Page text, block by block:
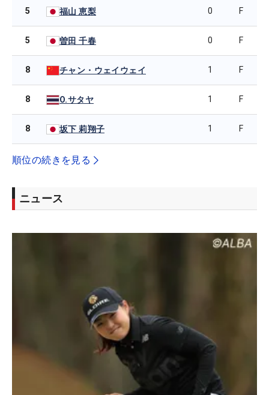
5 福山 恵梨 0 F
5 曽田 千春 0 F
8 チャン・ウェイウェイ 1 F
8 O.サタヤ 1 F
8 坂下 莉翔子 1 F
順位の続きを見る
ニュース